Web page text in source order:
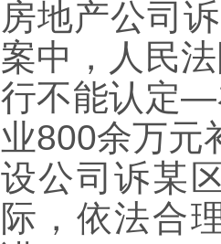
房地产公司
案中，人民
行不能认定—
业800余万元
设公司诉某
际，依法合